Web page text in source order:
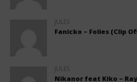
JULES
Fanicko – Folies (Clip
JULES
Nikanor feat Kiko –